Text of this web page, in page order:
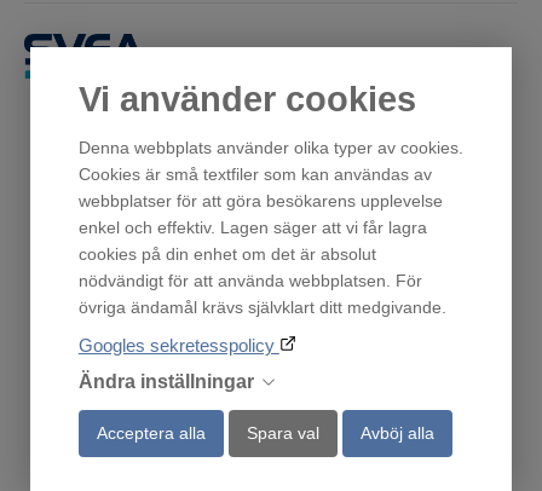
Vi använder cookies
Denna webbplats använder olika typer av cookies.
Cookies är små textfiler som kan användas av
webbplatser för att göra besökarens upplevelse
enkel och effektiv. Lagen säger att vi får lagra
cookies på din enhet om det är absolut
nödvändigt för att använda webbplatsen. För
övriga ändamål krävs självklart ditt medgivande.
Googles sekretesspolicy
Ändra inställningar
Acceptera alla Spara val Avböj alla
Relaterade produkter/tillbehör